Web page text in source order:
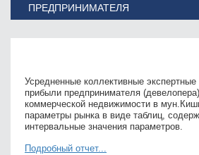
ПРЕДПРИНИМАТЕЛЯ
Усредненные коллективные экспертные
прибыли предпринимателя
коммерческой недвижимости в
параметры рынка в виде таблиц,
интервальные значения параметров.
Подробный отчет...